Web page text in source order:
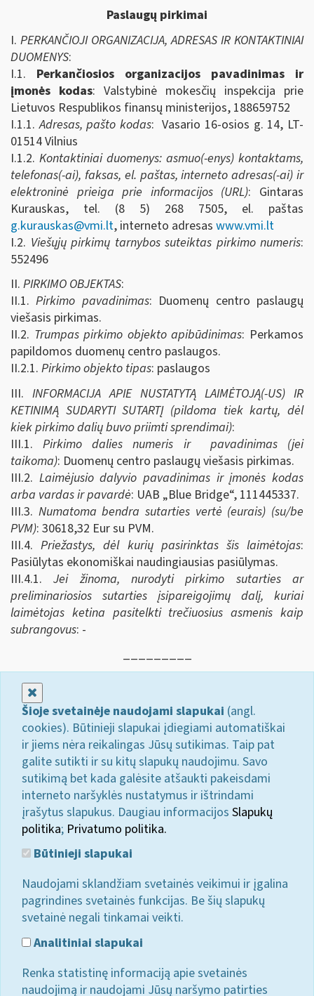
Paslaugų pirkimai
I. PERKANČIOJI ORGANIZACIJA, ADRESAS IR KONTAKTINIAI
DUOMENYS:
I.1. Perkančiosios organizacijos pavadinimas ir
įmonės kodas: Valstybinė mokesčių inspekcija prie
Lietuvos Respublikos finansų ministerijos, 188659752
I.1.1.Adresas, pašto kodas: Vasario 16-osios g. 14, LT-
01514 Vilnius
I.1.2. Kontaktiniai duomenys: asmuo(-enys) kontaktams,
telefonas(-ai), faksas, el. paštas, interneto adresas(-ai) ir
elektroninė prieiga prie informacijos (URL): Gintaras
Kurauskas, tel. (8 5) 268 7505, el. paštas
g.kurauskas@vmi.lt, interneto adresas www.vmi.lt
I.2. Viešųjų pirkimų tarnybos suteiktas pirkimo numeris:
552496
II. PIRKIMO OBJEKTAS:
II.1.Pirkimo pavadinimas: Duomenų centro paslaugų
viešasis pirkimas.
II.2. Trumpas pirkimo objekto apibūdinimas: Perkamos
papildomos duomenų centro paslaugos.
II.2.1. Pirkimo objekto tipas: paslaugos
III. INFORMACIJA APIE NUSTATYTĄ LAIMĖTOJĄ(-US) IR
KETINIMĄ SUDARYTI SUTARTĮ (pildoma tiek kartų, dėl
kiek pirkimo dalių buvo priimti sprendimai):
III.1.Pirkimo dalies numeris ir pavadinimas (jei
taikoma): Duomenų centro paslaugų viešasis pirkimas.
III.2. Laimėjusio dalyvio pavadinimas ir įmonės kodas
arba vardas ir pavardė: UAB „Blue Bridge“, 111445337.
III.3. Numatoma bendra sutarties vertė (eurais) (su/be
PVM): 30618,32 Eur su PVM.
III.4.Priežastys, dėl kurių pasirinktas šis laimėtojas:
Pasiūlytas ekonomiškai naudingiausias pasiūlymas.
III.4.1.Jei žinoma, nurodyti pirkimo sutarties ar
preliminariosios sutarties įsipareigojimų dalį, kuriai
laimėtojas ketina pasitelkti trečiuosius asmenis kaip
subrangovus: -
_________
Šioje svetainėje naudojami slapukai (angl.
cookies). Būtinieji slapukai įdiegiami automatiškai
ir jiems nėra reikalingas Jūsų sutikimas. Taip pat
galite sutikti ir su kitų slapukų naudojimu. Savo
sutikimą bet kada galėsite atšaukti pakeisdami
interneto naršyklės nustatymus ir ištrindami
įrašytus slapukus. Daugiau informacijos Slapukų
politika; Privatumo politika.
Būtinieji slapukai
Naudojami sklandžiam svetainės veikimui ir įgalina
pagrindines svetainės funkcijas. Be šių slapukų
svetainė negali tinkamai veikti.
Analitiniai slapukai
Renka statistinę informaciją apie svetainės
naudojimą ir naudojami Jūsų naršymo patirties